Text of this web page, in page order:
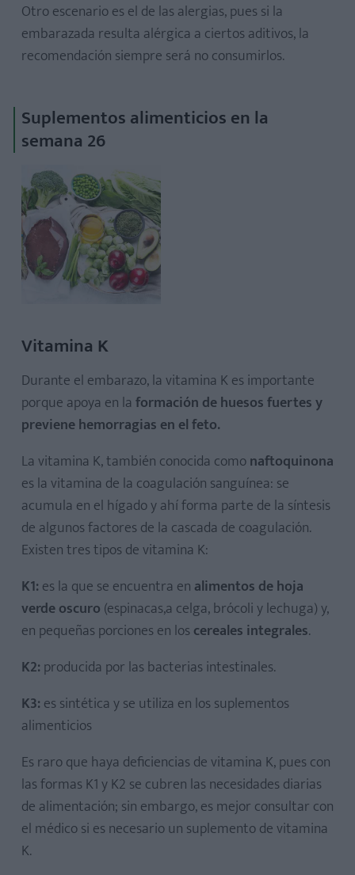
Otro escenario es el de las alergias, pues si la
embarazada resulta alérgica a ciertos aditivos, la
recomendación siempre será no consumirlos.
Suplementos alimenticios en la
semana 26
Vitamina K
Durante el embarazo, la vitamina K es importante
porque apoya en la formación de huesos fuertes y
previene hemorragias en el feto.
La vitamina K, también conocida comonaftoquinona
es la vitamina de la coagulación sanguínea: se
acumula en el hígado y ahí forma parte de la síntesis
de algunos factores de la cascada de coagulación.
Existen tres tipos de vitamina K:
K1: es la que se encuentra en alimentos de hoja
verde oscuro (espinacas,a celga, brócoli y lechuga) y,
en pequeñas porciones en los cereales integrales.
K2: producida por las bacterias intestinales.
K3: es sintética y se utiliza en los suplementos
alimenticios
Es raro que haya deficiencias de vitamina K, pues con
las formas K1 y K2 se cubren las necesidades diarias
de alimentación; sin embargo, es mejor consultar con
el médico si es necesario un suplemento de vitamina
K.